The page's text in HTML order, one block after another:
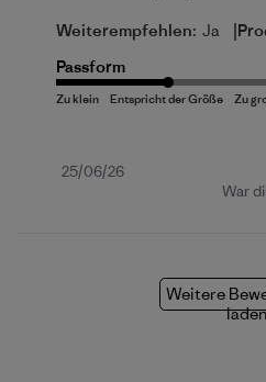
Weiterempfehlen: Ja |
Passform
Veröffentlichungsdatum
25/06/26
War
Weitere
laden